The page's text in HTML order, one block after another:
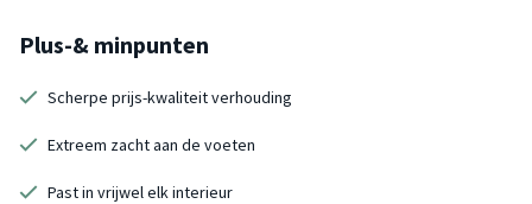
Plus-& minpunten
Scherpe prijs-kwaliteit verhouding
Extreem zacht aan de voeten
Past in vrijwel elk interieur